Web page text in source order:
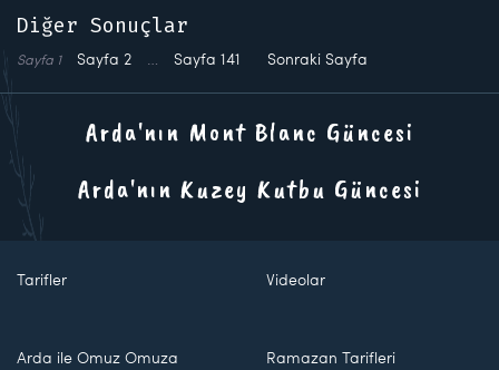
Diğer Sonuçlar
Sayfa 1 Sayfa 2 … Sayfa 141 Sonraki Sayfa
Arda'nın Mont Blanc Güncesi
Arda'nın Kuzey Kutbu Güncesi
Tarifler Videolar
Arda ile Omuz Omuza Ramazan Tarifleri